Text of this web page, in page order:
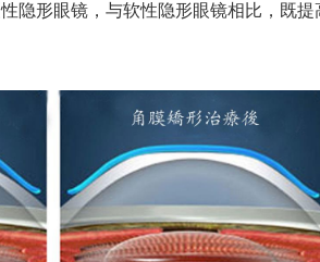
形眼镜，与软性隐形眼镜相比，既提